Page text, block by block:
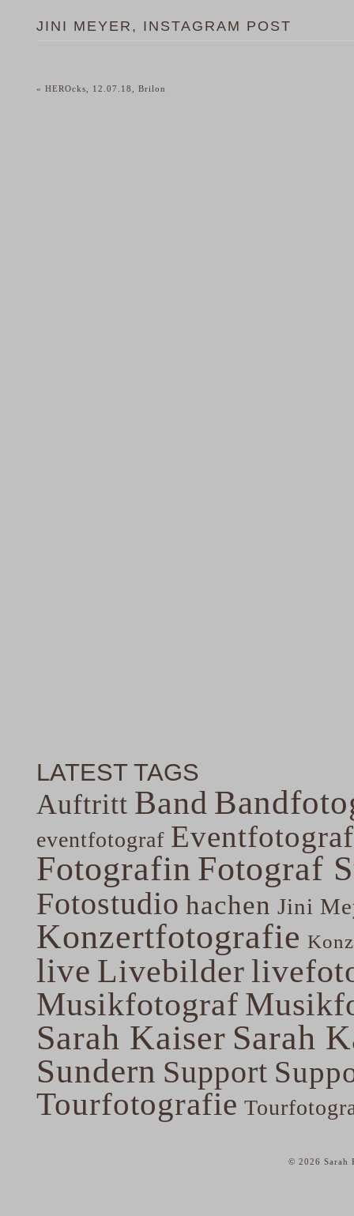
JINI MEYER, INSTAGRAM POST
« HEROcks, 12.07.18, Brilon
LATEST TAGS
Auftritt Band
eventfotograf
Fotografin Fotograf
Fotostudio hachen Jini
Konzertfotografie
live Livebilder
Musikfotograf
Sarah Kaiser Sarah
Sundern Support
Tourfotografie
© 2026 Sarah